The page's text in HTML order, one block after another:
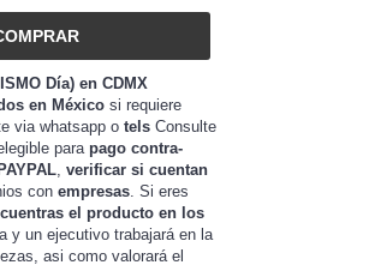
Día) en CDMX
en México si requiere
via whatsapp o tels Consulte
para pago contra-
verificar si cuentan
con empresas . Si eres
el producto en los
y un ejecutivo trabajará en la
asi como valorará el